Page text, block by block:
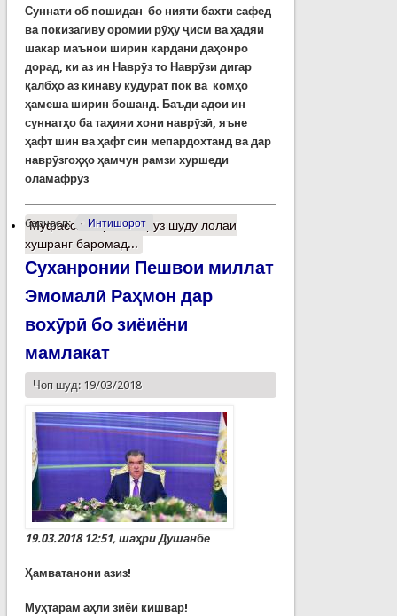
Суннати об пошидан бо нияти бахти сафед
ва покизагиву оромии рӯҳу ҷисм ва ҳадяи
шакар маънои ширин кардани даҳонро
дорад, ки аз ин Наврӯз то Наврӯзи дигар
қалбҳо аз кинаву кудурат пок ва комҳо
ҳамеша ширин бошанд. Баъди адои ин
суннатҳо ба таҳияи хони наврӯзӣ, яъне
ҳафт шин ва ҳафт син мепардохтанд ва дар
наврӯзгоҳҳо ҳамчун рамзи хуршеди
оламафрӯз
барчасп: Интишорот
Муфассалтаро Наврӯз шуду лолаи
хушранг баромад...
Суханронии Пешвои миллат
Эмомалӣ Раҳмон дар
вохӯрӣ бо зиёиёни
мамлакат
Чоп шуд: 19/03/2018
19.03.2018 12:51, шаҳри Душанбе
Ҳамватанони азиз!
Муҳтарам аҳли зиёи кишвар!